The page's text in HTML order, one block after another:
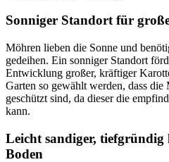
Sonniger Standort für
Möhren lieben die Sonne und
gedeihen. Ein sonniger Standort
Entwicklung großer, kräftiger
Garten so gewählt werden, dass
geschützt sind, da dieser die
kann.
Leicht sandiger,
Boden